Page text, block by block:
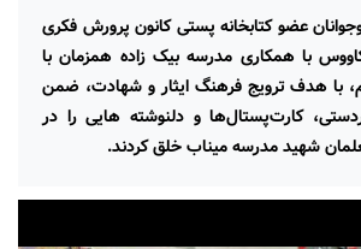
عضو کتابخانه پستی کانون پرورش فکری
با همکاری مدرسه بیک زاده همزمان با
با هدف ترویج فرهنگ ایثار و شهادت، ضمن
کارت‌پستال‌ها و دلنوشته هایی را در
شهید مدرسه میناب خلق کردند.